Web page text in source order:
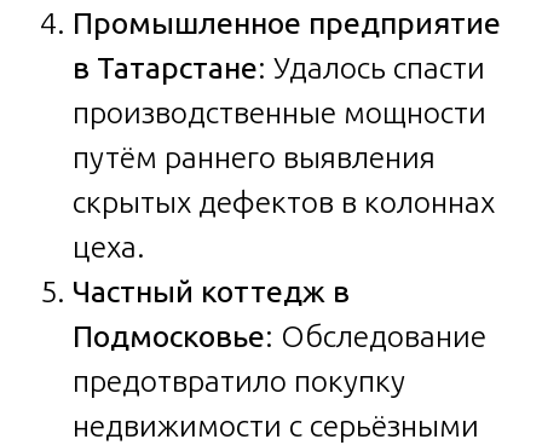
Промышленное предприятие
в Татарстане: Удалось спасти
производственные мощности
путём раннего выявления
скрытых дефектов в колоннах
цеха.
Частный коттедж в
Подмосковье: Обследование
предотвратило покупку
недвижимости с серьёзными